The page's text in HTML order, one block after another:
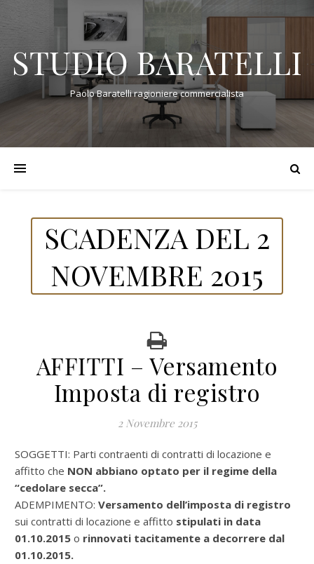
STUDIO BARATELLI
Paolo Baratelli ragioniere commercialista
SCADENZA DEL 2
NOVEMBRE 2015
AFFITTI – Versamento
Imposta di registro
2 Novembre 2015
SOGGETTI: Parti contraenti di contratti di locazione e
affitto che NON abbiano optato per il regime della
“cedolare secca”.
ADEMPIMENTO: Versamento dell’imposta di registro
sui contratti di locazione e affitto stipulati in data
01.10.2015 o rinnovati tacitamente a decorrere dal
01.10.2015.